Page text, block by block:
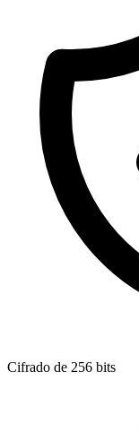
Cifrado de 256 bits